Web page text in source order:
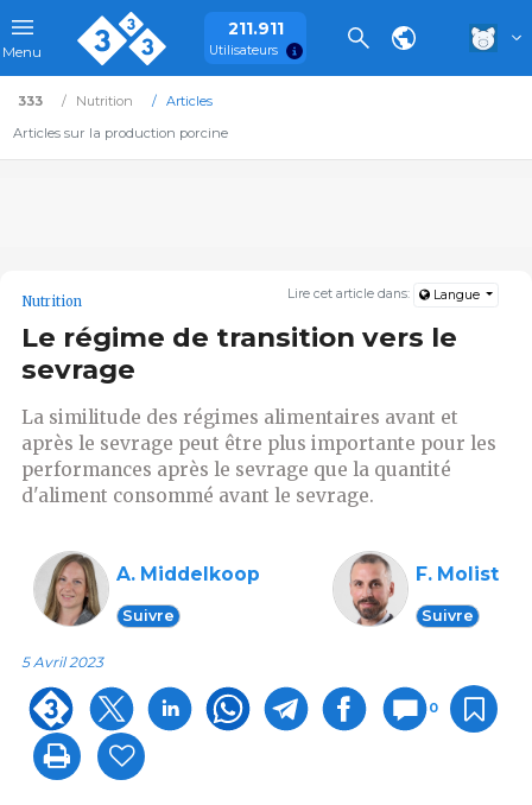
Menu
211.911
Utilisateurs
333 Nutrition
Articles
Articles sur la production porcine
Lire cet article dans: Langue
Nutrition
Le régime de transition vers le
sevrage
La similitude des régimes alimentaires avant et
après le sevrage peut être plus importante pour les
performances après le sevrage que la quantité
d'aliment consommé avant le sevrage.
A. Middelkoop
Suivre
F. Molist
Suivre
5 Avril 2023
0